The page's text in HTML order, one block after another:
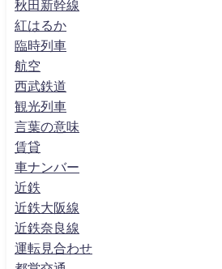
秋田新幹線
紅はるか
臨時列車
航空
西武鉄道
観光列車
言葉の意味
賃貸
車ナンバー
近鉄
近鉄大阪線
近鉄奈良線
運転見合わせ